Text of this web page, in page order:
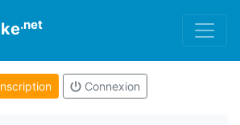
.net
Connexion